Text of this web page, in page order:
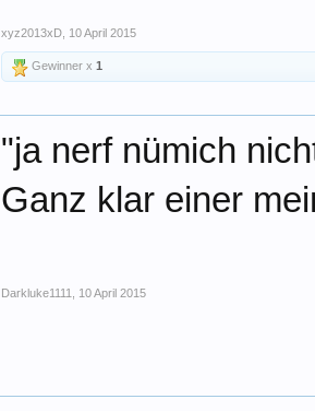
xyz2013xD 10 April 2015
Gewinner x 1
"ja nerf nümich
Ganz klar einer
Darkluke1111 10 April 2015